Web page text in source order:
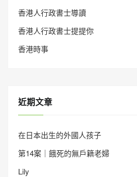
香港人行政書士導讀
香港人行政書士提提你
香港時事
近期文章
在日本出生的外國人孩子
第14案｜餓死的無戶籍老婦
Lily